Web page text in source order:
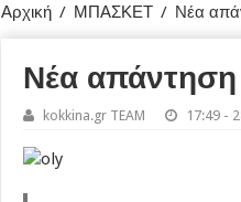
Αρχική / ΜΠΑΣΚΕΤ / Νέα
Νέα
kokkina.gr TEAM 17:49 -